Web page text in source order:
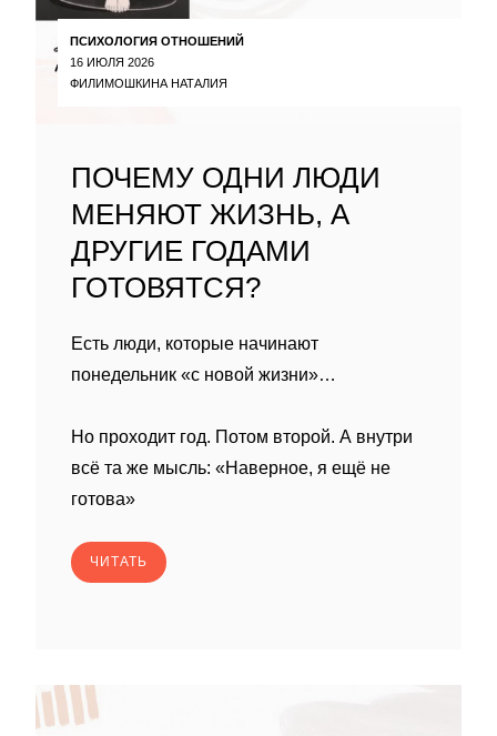
ПСИХОЛОГИЯ ОТНОШЕНИЙ
16 ИЮЛЯ 2026
ФИЛИМОШКИНА НАТАЛИЯ
ПОЧЕМУ ОДНИ ЛЮДИ
МЕНЯЮТ ЖИЗНЬ, А
ДРУГИЕ ГОДАМИ
ГОТОВЯТСЯ?
Есть люди, которые начинают
понедельник «с новой жизни»…
Но проходит год. Потом второй. А внутри
всё та же мысль: «Наверное, я ещё не
готова»
ЧИТАТЬ